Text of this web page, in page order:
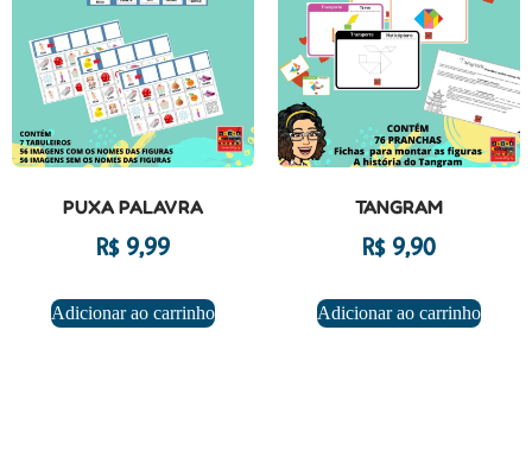
PUXA PALAVRA
R$9,99
Adicionar ao carrinho
TANGRAM
R$9,90
Adicionar ao carrinho